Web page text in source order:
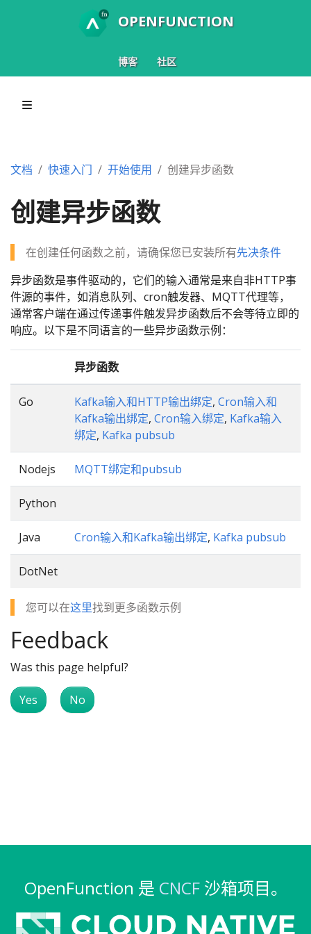
OPENFUNCTION
博客 社区
文档 快速入门 开始使用 创建异步函数
创建异步函数
在创建任何函数之前，请确保您已安装所有先决条件
异步函数是事件驱动的，它们的输入通常是来自非HTTP事
件源的事件，如消息队列、cron触发器、MQTT代理等，
通常客户端在通过传递事件触发异步函数后不会等待立即的
响应。以下是不同语言的一些异步函数示例：
异步函数
Go Kafka输入和HTTP输出绑定, Cron输入和
Kafka输出绑定, Cron输入绑定, Kafka输入
绑定, Kafka pubsub
Nodejs MQTT绑定和pubsub
Python
Java Cron输入和Kafka输出绑定, Kafka pubsub
DotNet
您可以在这里找到更多函数示例
Feedback
Was this page helpful?
Yes No
OpenFunction 是 CNCF沙箱项目。